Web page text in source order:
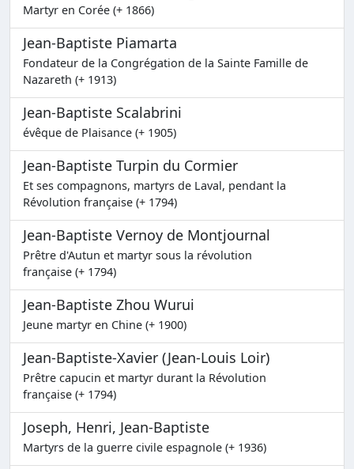
Martyr en Corée (+ 1866)
Jean-Baptiste Piamarta
Fondateur de la Congrégation de la Sainte Famille de
Nazareth (+ 1913)
Jean-Baptiste Scalabrini
évêque de Plaisance (+ 1905)
Jean-Baptiste Turpin du Cormier
Et ses compagnons, martyrs de Laval, pendant la
Révolution française (+ 1794)
Jean-Baptiste Vernoy de Montjournal
Prêtre d'Autun et martyr sous la révolution
française (+ 1794)
Jean-Baptiste Zhou Wurui
Jeune martyr en Chine (+ 1900)
Jean-Baptiste-Xavier (Jean-Louis Loir)
Prêtre capucin et martyr durant la Révolution
française (+ 1794)
Joseph, Henri, Jean-Baptiste
Martyrs de la guerre civile espagnole (+ 1936)